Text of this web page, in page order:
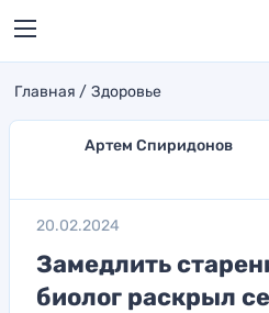
Главная Здоровье
Артем Спиридонов
20.02.2024
Замедлить
биолог раскрыл